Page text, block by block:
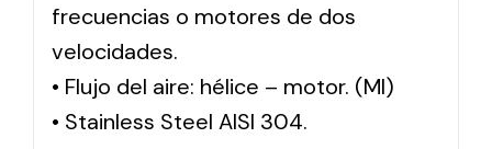
frecuencias o motores de dos
velocidades.
• Flujo del aire: hélice – motor. (MI)
• Stainless Steel AISI 304.